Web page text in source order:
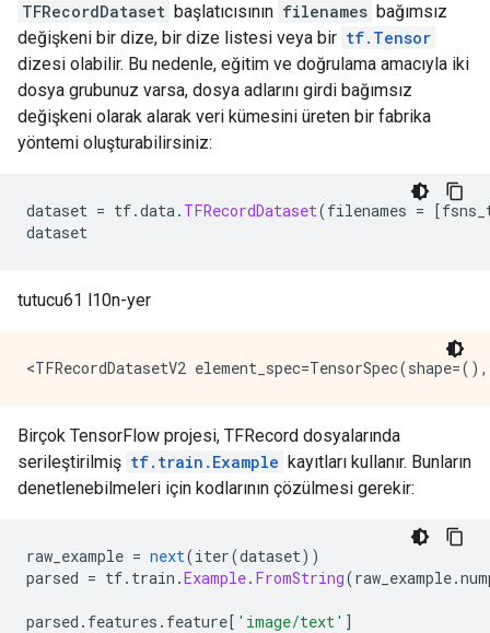
TFRecordDataset başlatıcısının filenames bağımsız
değişkeni bir dize, bir dize listesi veya bir tf.Tensor
dizesi olabilir. Bu nedenle, eğitim ve doğrulama amacıyla iki
dosya grubunuz varsa, dosya adlarını girdi bağımsız
değişkeni olarak alarak veri kümesini üreten bir fabrika
yöntemi oluşturabilirsiniz:
dataset = tf.data. TFRecordDataset(filenames = [
dataset
tutucu61 l10n-yer
Birçok TensorFlow projesi, TFRecord dosyalarında
serileştirilmiş tf.train.Example kayıtları kullanır. Bunların
denetlenebilmeleri için kodlarının çözülmesi gerekir:
raw_example = next(iter(dataset))
parsed = tf. train .Example. FromString(raw_example.
parsed . features . feature[ 'image/text' ]